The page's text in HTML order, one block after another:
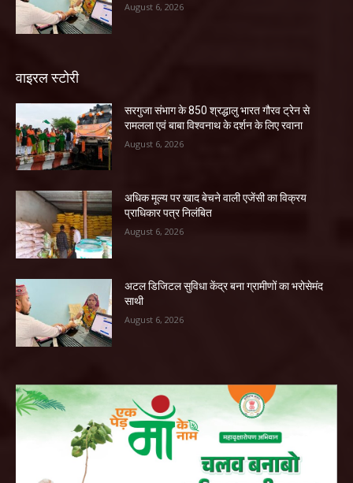
August 6, 2026
वाइरल स्टोरी
सरगुजा संभाग के 850 श्रद्धालु भारत गौरव ट्रेन से
रामलला एवं बाबा विश्वनाथ के दर्शन के लिए रवाना
August 6, 2026
अधिक मूल्य पर खाद बेचने वाली एजेंसी का विक्रय
प्राधिकार पत्र निलंबित
August 6, 2026
अटल डिजिटल सुविधा केंद्र बना ग्रामीणों का भरोसेमंद
साथी
August 6, 2026